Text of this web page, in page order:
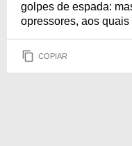
golpes de espada:
opressores, aos
COPIAR